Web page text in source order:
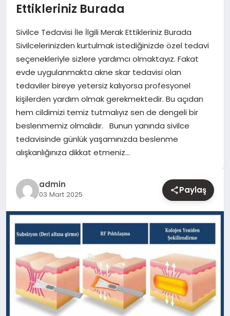
SAĞLIK
SPOR
Ettikleriniz Burada
Sivilce Tedavisi İle İlgili Merak Ettikleriniz Burada
Sivilcelerinizden kurtulmak istediğinizde özel tedavi
seçenekleriyle sizlere yardımcı olmaktayız. Fakat
evde uygulanmakta akne skar tedavisi olan
tedaviler bireye yetersiz kalıyorsa profesyonel
kişilerden yardım olmak gerekmektedir. Bu açıdan
hem cildimizi temiz tutmalıyız sen de dengeli bir
beslenmemiz olmalıdır. Bunun yanında sivilce
tedavisinde günlük yaşamınızda beslenme
alışkanlığınıza dikkat etmeniz…
admin
03 Mart 2025 Paylaş